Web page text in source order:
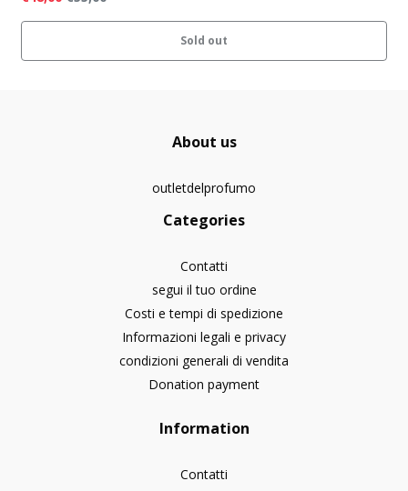
Sold out
About us
outletdelprofumo
Categories
Contatti
segui il tuo ordine
Costi e tempi di spedizione
Informazioni legali e privacy
condizioni generali di vendita
Donation payment
Information
Contatti